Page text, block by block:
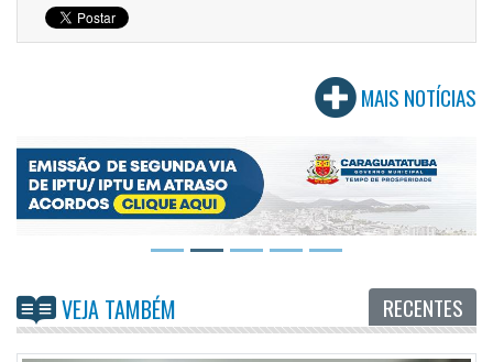
MAIS NOTÍCIAS
VEJA TAMBÉM RECENTES